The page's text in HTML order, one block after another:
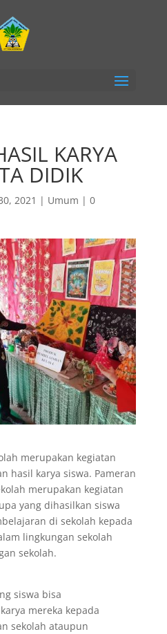
KARYA
DIDIK
2021 | Umum | 0
merupakan kegiatan
hasil karya siswa. Pameran
merupakan kegiatan
yang dihasilkan siswa
di sekolah kepada
lingkungan sekolah
sekolah.
siswa bisa
mereka kepada
sekolah ataupun